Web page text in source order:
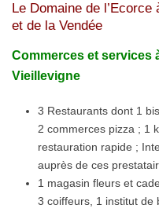
Le Domaine de
et de la Vendée
Commerces et services
Vieillevigne
3 Restaurants dont 1
2 commerces pizza ; 1
restauration rapide ;
auprès de ces
1 magasin fleurs et
3 coiffeurs, 1 institut